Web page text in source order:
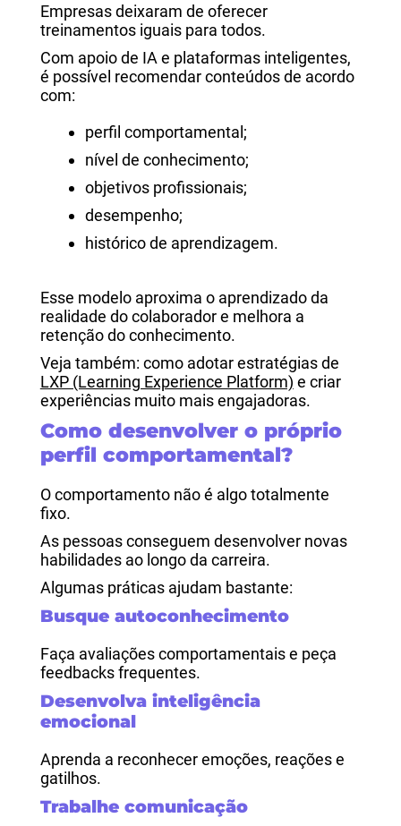
Empresas deixaram de oferecer
treinamentos iguais para todos.
Com apoio de IA e plataformas inteligentes,
é possível recomendar conteúdos de acordo
com:
perfil comportamental;
nível de conhecimento;
objetivos profissionais;
desempenho;
histórico de aprendizagem.
Esse modelo aproxima o aprendizado da
realidade do colaborador e melhora a
retenção do conhecimento.
Veja também: como adotar estratégias de
LXP (Learning Experience Platform) e criar
experiências muito mais engajadoras.
Como desenvolver o próprio
perfil comportamental?
O comportamento não é algo totalmente
fixo.
As pessoas conseguem desenvolver novas
habilidades ao longo da carreira.
Algumas práticas ajudam bastante:
Busque autoconhecimento
Faça avaliações comportamentais e peça
feedbacks frequentes.
Desenvolva inteligência
emocional
Aprenda a reconhecer emoções, reações e
gatilhos.
Trabalhe comunicação